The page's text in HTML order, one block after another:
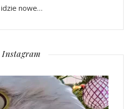
idzie nowe…
Instagram